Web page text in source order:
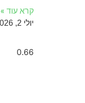
קרא עוד »
יולי 2, 2026